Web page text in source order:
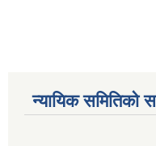
न्यायिक समितिको